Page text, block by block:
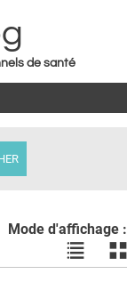
de santé
Mode d'affichage :
Voir
les
les